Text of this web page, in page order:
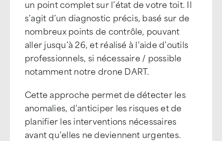
un point complet sur l’état de votre toit. Il
s’agit d’un diagnostic précis, basé sur de
nombreux points de contrôle, pouvant
aller jusqu’à 26, et réalisé à l’aide d’outils
professionnels, si nécessaire / possible
notamment notre drone DART.
Cette approche permet de détecter les
anomalies, d’anticiper les risques et de
planifier les interventions nécessaires
avant qu’elles ne deviennent urgentes.